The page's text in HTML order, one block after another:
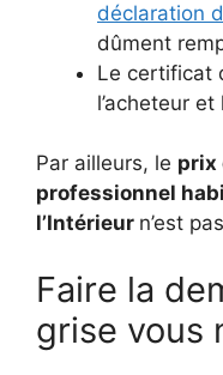
déclaration
dûment
Le certificat
l’acheteur
Par ailleurs, le prix
professionnel
l’Intérieur n’est
Faire la
grise vous